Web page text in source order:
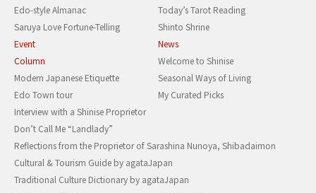
Edo-style Almanac
Today’s Tarot Reading
Saruya Love Fortune-Telling
Shinto Shrine
Event
News
Column
Welcome to Shinise
Modern Japanese Etiquette
Seasonal Ways of Living
Edo Town tour
My Curated Picks
Interview with a Shinise Proprietor
Don’t Call Me “Landlady”
Reflections from the Proprietor of Sarashina Nunoya, Shibadaimon
Cultural & Tourism Guide by agataJapan
Traditional Culture Dictionary by agataJapan